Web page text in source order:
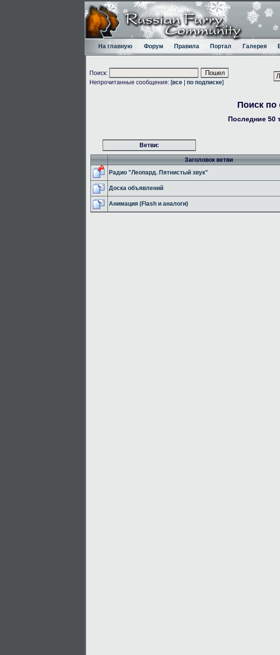
На главную Форум Правила Портал Галерея
Поиск:
Непрочитанные сообщения: [все по подписке]
Поиск
Последние 50
Ветви:
Заголовок ветви
Радио "Леопард. Пятнистый звук"
Доска объявлений
Анимация (Flash и аналоги)